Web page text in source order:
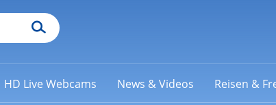
HD Live Webcams News & Videos Reisen &